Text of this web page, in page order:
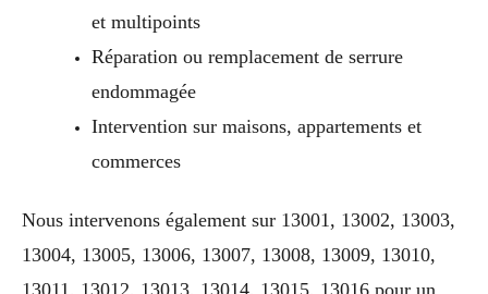
et multipoints
Réparation ou remplacement de serrure
endommagée
Intervention sur maisons, appartements et
commerces
Nous intervenons également sur 13001, 13002, 13003,
13004, 13005, 13006, 13007, 13008, 13009, 13010,